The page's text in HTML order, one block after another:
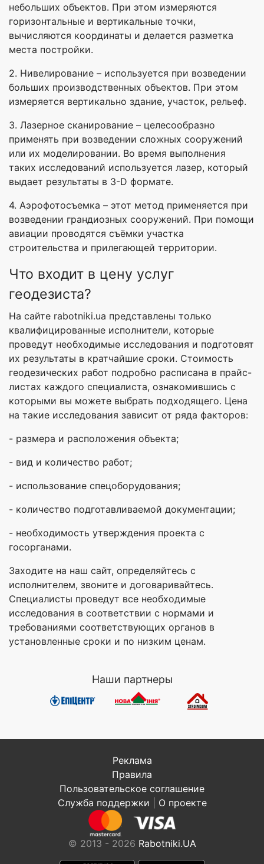
небольших объектов. При этом измеряются
горизонтальные и вертикальные точки,
вычисляются координаты и делается разметка
места постройки.
2. Нивелирование – используется при возведении
больших производственных объектов. При этом
измеряется вертикально здание, участок, рельеф.
3. Лазерное сканирование – целесообразно
применять при возведении сложных сооружений
или их моделировании. Во время выполнения
таких исследований используется лазер, который
выдает результаты в 3-D формате.
4. Аэрофотосъемка – этот метод применяется при
возведении грандиозных сооружений. При помощи
авиации проводятся съёмки участка
строительства и прилегающей территории.
Что входит в цену услуг
геодезиста?
На сайте rabotniki.ua представлены только
квалифицированные исполнители, которые
проведут необходимые исследования и подготовят
их результаты в кратчайшие сроки. Стоимость
геодезических работ подробно расписана в прайс-
листах каждого специалиста, ознакомившись с
которыми вы можете выбрать подходящего. Цена
на такие исследования зависит от ряда факторов:
- размера и расположения объекта;
- вид и количество работ;
- использование спецоборудования;
- количество подготавливаемой документации;
- необходимость утверждения проекта с
госорганами.
Заходите на наш сайт, определяйтесь с
исполнителем, звоните и договаривайтесь.
Специалисты проведут все необходимые
исследования в соответствии с нормами и
требованиями соответствующих органов в
установленные сроки и по низким ценам.
Наши партнеры
Реклама
Правила
Пользовательское соглашение
Служба поддержки
О проекте
© 2013 - 2026 Rabotniki.UA